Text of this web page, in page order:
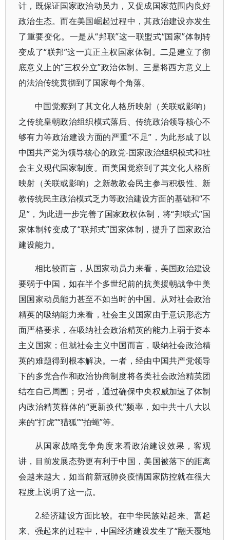
计，既保证国家政治动员力，又促成国家范围内良好
政治生态。而在美国崛起过程中，其政治建设亦发生
了重要变化。一是从“邦联”这一联盟式“国家”体制转
变成了“联邦”这一真正主权国家体制。二是建立了彻
底意义上的“三权分立”政治体制。三是将西方意义上
的法治传统贯彻到了国家每个角落。
中国觉察到了其文化人格所映射（关联或影响）
之传统皇朝政治组织模式落后、传统政治领导核心不
够有力等政治建设方面的严重“不足”，为此形成了以
中国共产党为领导核心的政党-国家政治组织模式和社
会主义现代国家制度。而美国觉察到了其文化人格所
映射（关联或影响）之新教教会民主参与积极性、新
教传统民主政治模式乏力等政治建设方面的基础和“不
足”，为此进一步完善了国家政权体制，将“邦联式”国
家体制转变成了“联邦式”国家体制，提升了国家政治
建设能力。
相比较而言，从国家动员力来看，美国政治建设
要弱于中国，如在半个多世纪前的抗美援朝战争中美
国国家动员能力甚至不如当时的中国。从对社会政治
精英的吸纳能力来看，社会主义国家由于意识形态方
面严格要求，在吸纳社会政治精英的能力上弱于资本
主义国家；但就社会主义中国而言，吸纳社会政治精
英的难题得到根本解决。一者，经由中国共产党领导
下的多党合作和政治协商制度将各类社会政治精英团
结在自己周围；另者，通过确保中央权威加速了体制
内政治精英群体的“更新换代”频率，如中共十八大以
来的“打虎”“猎狐”“拍蝇”等。
从国家战略竞争角度来看政治建设效果，客观
讲，目前发展态势更有利于中国，美国被落下的距离
会越来越大，如当前新冠肺炎疫情国家防控就在很大
程度上说明了这一点。
2.经济建设方面比较。在中华民族站起来、富起
来、强起来的过程中，中国经济建设发生了“翻天覆地